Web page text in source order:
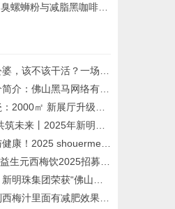
减脂黑咖啡：新晋网红打卡地的魅力解密
干活？一场关乎情商与自我的微妙博弈
山黑马网络有限公司旗下婚恋服务品牌
新展厅升级落成庆典在佛山盛大举行
年新明珠集团媒体春茗会圆满举办
shouermei益生元西梅饮全球合伙人招募启动”
饮2025招募合伙人：共赴健康饮品新蓝海
荣获“佛山向上向善影响力年度组织”称号
梅汁里面有减肥效果吗？